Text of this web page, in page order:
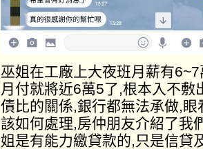
巫姐在工廠上大夜班月薪有
月付就將近6萬5了,根本入不
債比的關係,銀行都無法承做,
該如何處理,房仲朋友介紹了我
姐是有能力繳貸款的,只是信貸